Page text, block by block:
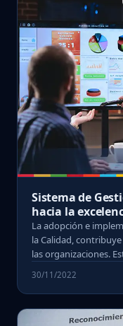
Sistema de
hacia la
La adopción e
la Calidad,
las organizaciones.
30/11/2022